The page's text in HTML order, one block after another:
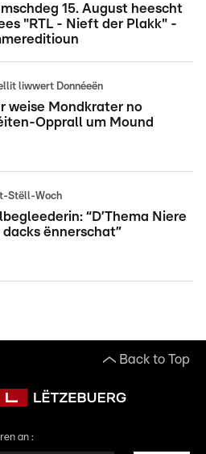
15. August heescht
"RTL - Nieft der Plakk" -
liwwert Donnéeën
weise Mondkrater no
Opprall um Mound
Stëll-Woch
“D’Thema Niere
ënnerschat”
Back to Top
an :